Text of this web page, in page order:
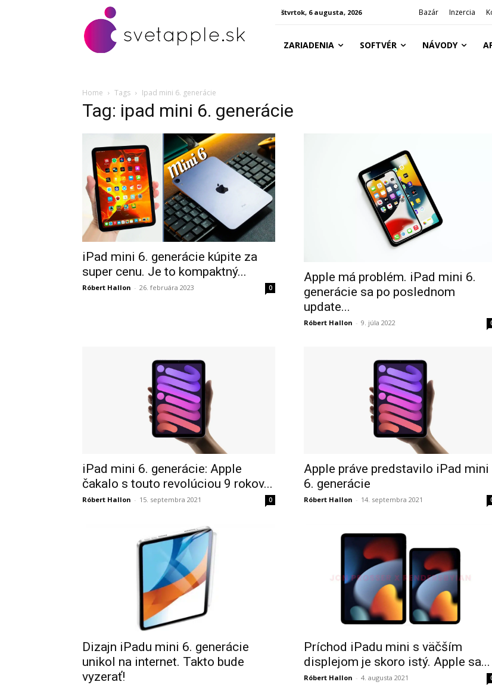
štvrtok, 6 augusta, 2026 Bazár Inzercia
ZARIADENIA SOFTVÉR NÁVODY
Home Tags Ipad mini 6. generácie
Tag: ipad mini 6. generácie
iPad mini 6. generácie kúpite za
super cenu. Je to kompaktný...
Róbert Hallon - 26. februára 2023 0
Apple má problém. iPad mini 6.
generácie sa po poslednom
update...
Róbert Hallon - 9. júla 2022
iPad mini 6. generácie: Apple
čakalo s touto revolúciou 9 rokov...
Róbert Hallon - 15. septembra 2021 0
Apple práve predstavilo iPad mini
6. generácie
Róbert Hallon - 14. septembra 2021
Dizajn iPadu mini 6. generácie
unikol na internet. Takto bude
vyzerať!
Príchod iPadu mini s väčším
displejom je skoro istý. Apple sa...
Róbert Hallon - 4. augusta 2021